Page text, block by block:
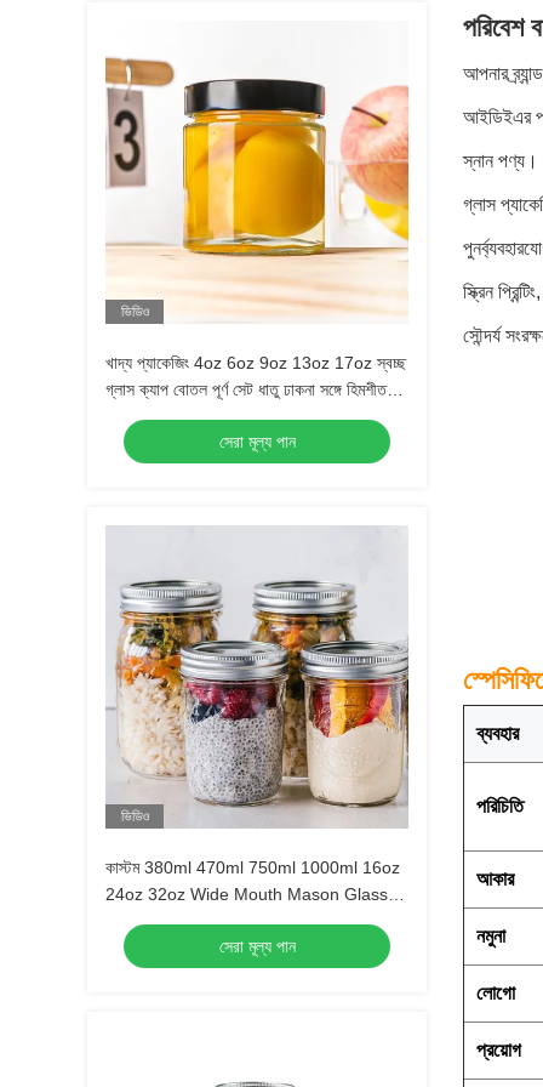
ভিডিও
খাদ্য প্যাকেজিং 4oz 6oz 9oz 13oz 17oz স্বচ্ছ
গ্লাস ক্যাপ বোতল পূর্ণ সেট ধাতু ঢাকনা সঙ্গে হিমশীতল
গ্লাস জার
সেরা মূল্য পান
ভিডিও
কাস্টম 380ml 470ml 750ml 1000ml 16oz
24oz 32oz Wide Mouth Mason Glass
Jar With Lid in Bulk
সেরা মূল্য পান
পরিবেশ
আপনার
আইডিইএর
স্নান পণ্য।
গ্লাস
স্ক্রিন
সৌন্দর্য
ব্যবহার
পরিচিতি
আকার
নমুনা
লোগো
প্রয়োগ